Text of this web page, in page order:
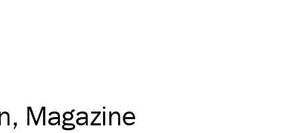
Magazine